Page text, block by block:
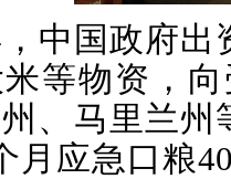
，中国政府
等物资，
、马里兰州
月应急口粮